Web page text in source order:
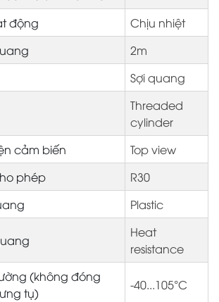
động
Chịu nhiệt
2m
Sợi quang
Threaded
cylinder
cảm biến
Top view
phép
R30
Plastic
Heat
resistance
(không đóng
tụ)
-40...105°C